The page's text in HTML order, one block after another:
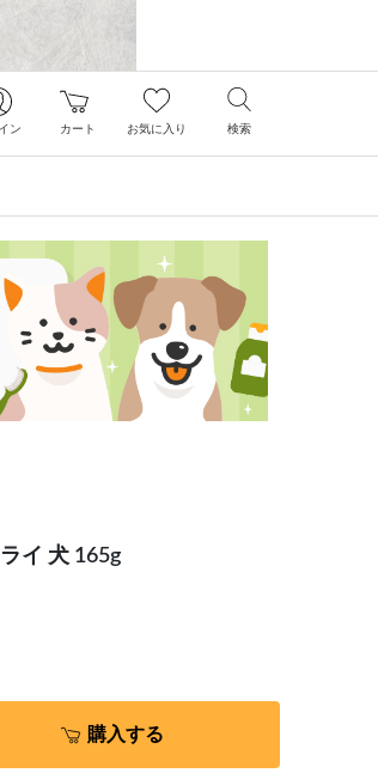
ン カート お気に入り 検索
イ 犬 165g
購入する